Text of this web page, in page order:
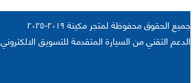
جميع الحقوق محفوظة لمتجر مكينة ٢٠١٩-٢٠٢٥
الدعم التقني من السيارة المتقدمة للتسويق الالكتروني